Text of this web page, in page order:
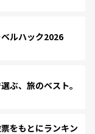
ルハック2026
ぶ、旅のベスト。
をもとにランキン